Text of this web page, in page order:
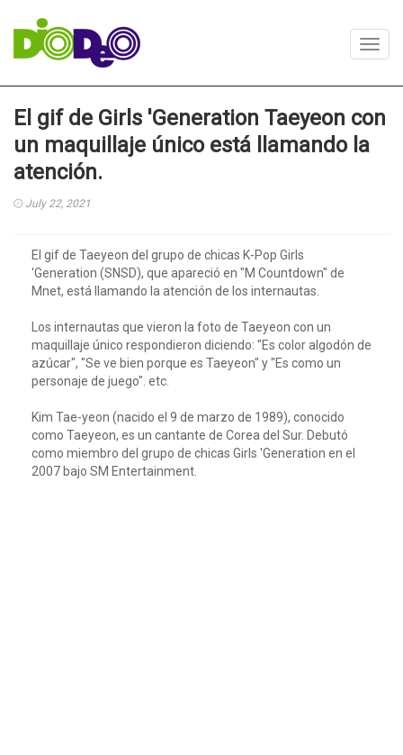
El gif de Girls 'Generation Taeyeon con
un maquillaje único está llamando la
atención.
July 22, 2021
El gif de Taeyeon del grupo de chicas K-Pop Girls
'Generation (SNSD), que apareció en "M Countdown" de
Mnet, está llamando la atención de los internautas.
Los internautas que vieron la foto de Taeyeon con un
maquillaje único respondieron diciendo: "Es color algodón de
azúcar", "Se ve bien porque es Taeyeon" y "Es como un
personaje de juego". etc.
Kim Tae-yeon (nacido el 9 de marzo de 1989), conocido
como Taeyeon, es un cantante de Corea del Sur. Debutó
como miembro del grupo de chicas Girls 'Generation en el
2007 bajo SM Entertainment.